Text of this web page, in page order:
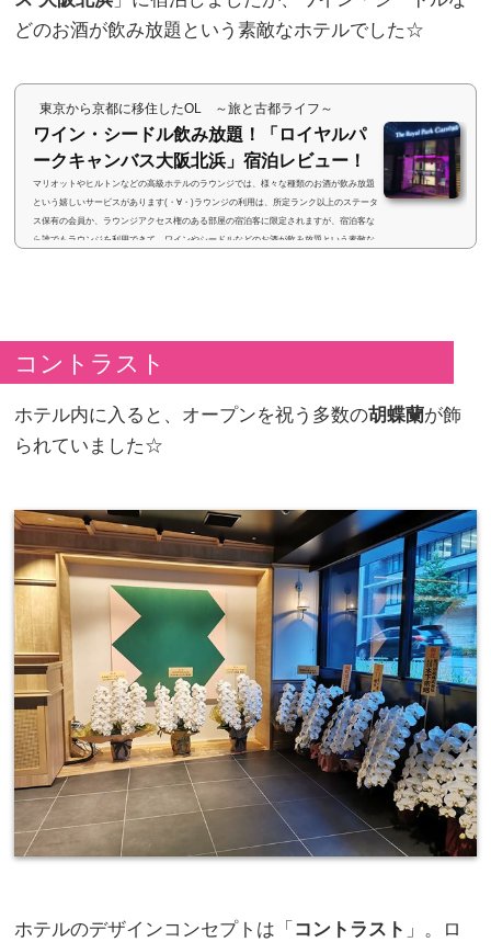
どのお酒が飲み放題という素敵なホテルでした☆
東京から京都に移住したOL ～旅と古都ライフ～
ワイン・シードル飲み放題！「ロイヤルパ
ークキャンバス大阪北浜」宿泊レビュー！
マリオットやヒルトンなどの高級ホテルのラウンジでは、様々な種類のお酒が飲み放題
という嬉しいサービスがあります(・∀・)ラウンジの利用は、所定ランク以上のステータ
ス保有の会員か、ラウンジアクセス権のある部屋の宿泊客に限定されますが、宿泊客な
ら誰でもラウンジを利用できて、ワインやシードルなどのお酒が飲み放題という素敵な
コントラスト
ホテル内に入ると、オープンを祝う多数の胡蝶蘭が飾
られていました☆
ホテルのデザインコンセプトは「 コントラスト 」。ロ